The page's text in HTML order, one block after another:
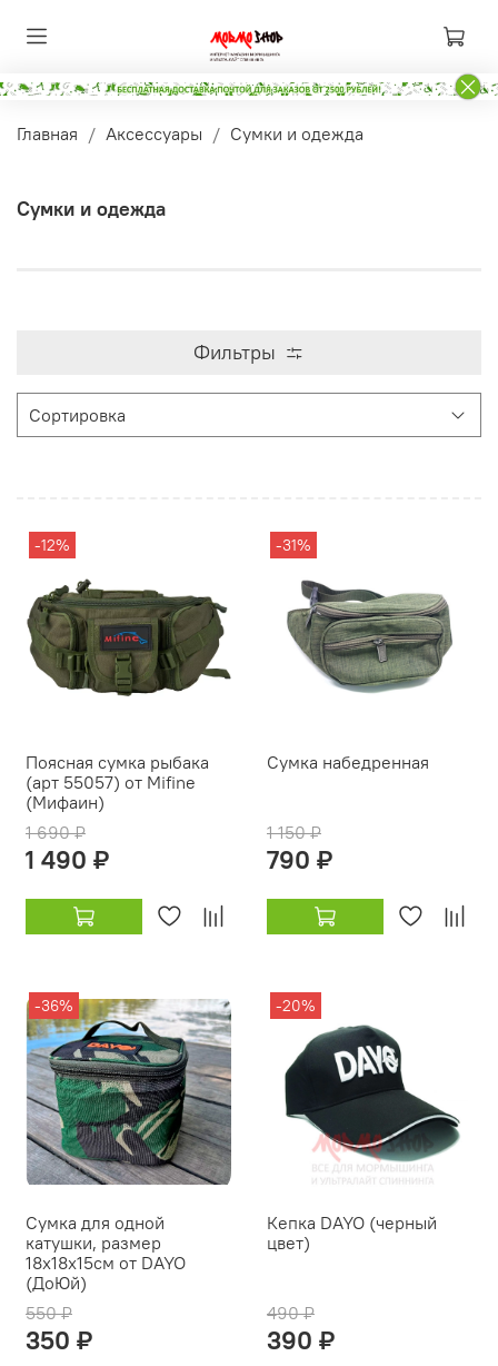
Главная Аксессуары Сумки и одежда
Сумки и одежда
Фильтры
-12%
Поясная сумка рыбака
(арт 55057) от Mifine
(Мифаин)
1 690 ₽
1 490 ₽
-31%
Сумка набедренная
1 150 ₽
790 ₽
-36%
Сумка для одной
катушки, размер
18х18х15см от DAYO
(ДоЮй)
550 ₽
350 ₽
-20%
Кепка DAYO (черный
цвет)
490 ₽
390 ₽